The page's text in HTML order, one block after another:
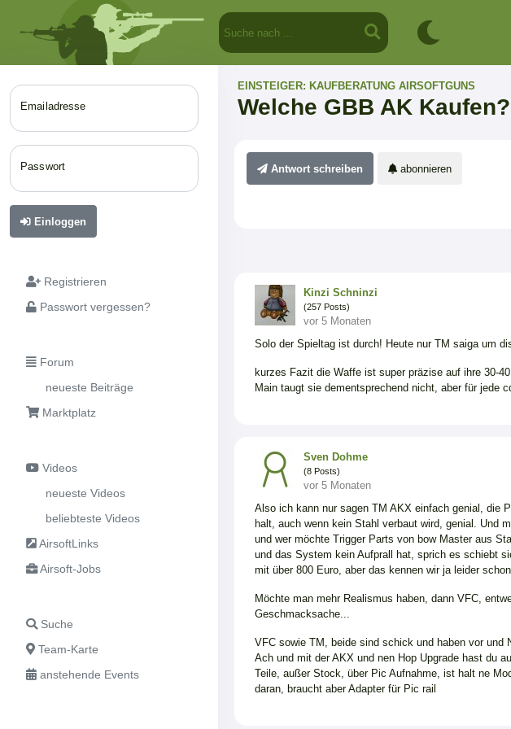
Emailadresse
Passwort
Einloggen
Registrieren
Passwort vergessen?
Forum
neueste Beiträge
Marktplatz
Videos
neueste Videos
beliebteste Videos
AirsoftLinks
Airsoft-Jobs
Suche
Team-Karte
anstehende Events
EINSTEIGER: KAUFBERATUNG AIRSOFTGUNS
Welche GBB AK Kaufen?
Antwort schreiben abonnieren
Kinzi Schninzi
(257 Posts)
vor 5 Monaten
Solo der Spieltag ist durch! Heute nur TM saiga um
kurzes Fazit die Waffe ist super präzise auf ihre 30-
Main taugt sie dementsprechend nicht, aber für jede
Sven Dohme
(8 Posts)
vor 5 Monaten
Also ich kann nur sagen TM AKX einfach genial, die
halt, auch wenn kein Stahl verbaut wird, genial. Und
und wer möchte Trigger Parts von bow Master aus
und das System kein Aufprall hat, sprich es schiebt
mit über 800 Euro, aber das kennen wir ja leider
Möchte man mehr Realismus haben, dann VFC,
Geschmacksache...
VFC sowie TM, beide sind schick und haben vor und
Ach und mit der AKX und nen Hop Upgrade hast du
Teile, außer Stock, über Pic Aufnahme, ist halt ne
daran, braucht aber Adapter für Pic rail